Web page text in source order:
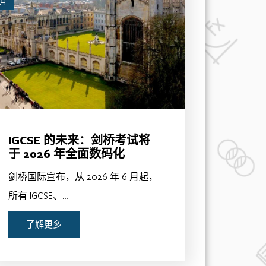
IGCSE 的未来：剑桥考试将
于 2026 年全面数码化
剑桥国际宣布，从 2026 年 6 月起，
所有 IGCSE、…
了解更多